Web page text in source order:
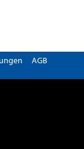
AGB